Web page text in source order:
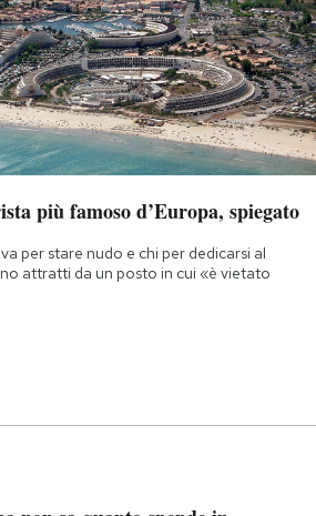
più famoso d’Europa, spiegato
per stare nudo e chi per dedicarsi al
attratti da un posto in cui «è vietato